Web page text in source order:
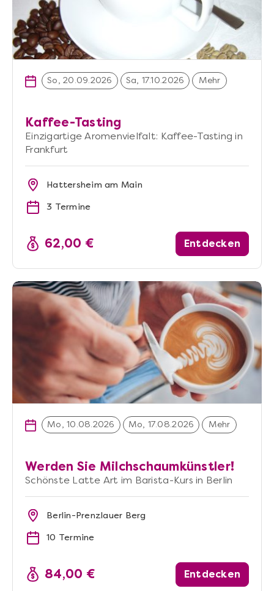
So, 20.09.2026 Sa, 17.10.2026 Mehr
Kaffee-Tasting
Einzigartige Aromenvielfalt: Kaffee-Tasting in
Frankfurt
Hattersheim am Main
3 Termine
62,00 € Entdecken
Mo, 10.08.2026 Mo, 17.08.2026 Mehr
Werden Sie Milchschaumkünstler!
Schönste Latte Art im Barista-Kurs in Berlin
Berlin-Prenzlauer Berg
10 Termine
84,00 € Entdecken